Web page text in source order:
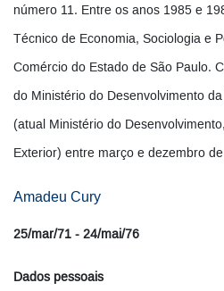
número 11. Entre os anos 1985 e
Técnico de Economia, Sociologia e
Comércio do Estado de São Paulo.
do Ministério do Desenvolvimento
(atual Ministério do
Exterior) entre março e dezembro
Amadeu Cury
25/mar/71 - 24/mai/76
Dados pessoais